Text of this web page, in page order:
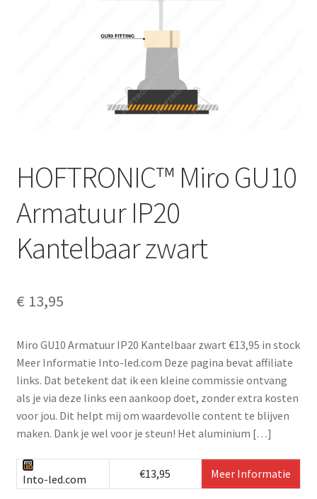
HOFTRONIC™ Miro GU10
Armatuur IP20
Kantelbaar zwart
€ 13,95
Miro GU10 Armatuur IP20 Kantelbaar zwart €13,95 in stock
Meer Informatie Into-led.com Deze pagina bevat affiliate
links. Dat betekent dat ik een kleine commissie ontvang
als je via deze links een aankoop doet, zonder extra kosten
voor jou. Dit helpt mij om waardevolle content te blijven
maken. Dank je wel voor je steun! Het aluminium […]
Into-led.com €13,95 Meer Informatie